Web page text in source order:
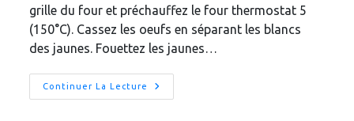
grille du four et préchauffez le four thermostat 5
(150°C). Cassez les oeufs en séparant les blancs
des jaunes. Fouettez les jaunes…
Continuer La Lecture
Crumble
À